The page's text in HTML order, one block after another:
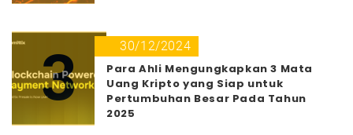
3
30/12/2024
Para Ahli Mengungkapkan 3 Mata
Uang Kripto yang Siap untuk
Pertumbuhan Besar Pada Tahun
2025